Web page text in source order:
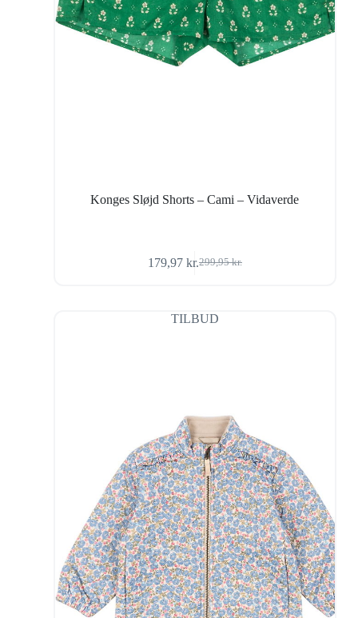
Konges Sløjd Shorts – Cami – Vidaverde
299,95kr.
Den
var:
299,95 kr..
179,97 kr.Den
er:
179,97 kr..
TILBUD